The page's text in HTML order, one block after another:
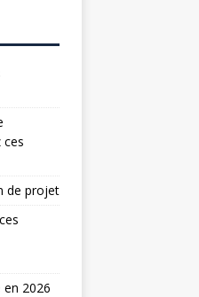
ces
de projet
en 2026